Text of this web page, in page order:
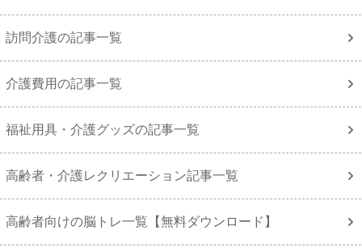
訪問介護の記事一覧
介護費用の記事一覧
福祉用具・介護グッズの記事一覧
高齢者・介護レクリエーション記事一覧
高齢者向けの脳トレ一覧【無料ダウンロード】